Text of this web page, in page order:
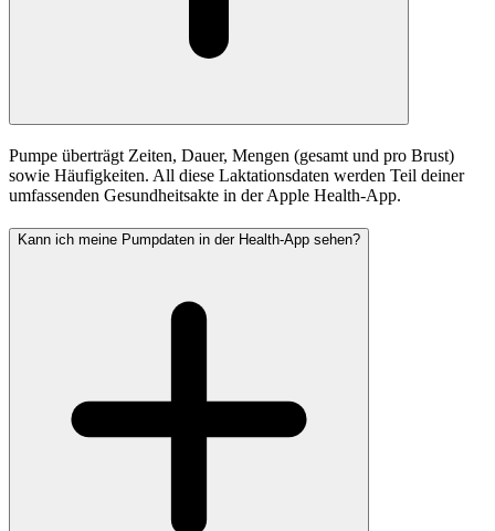
Pumpe überträgt Zeiten, Dauer, Mengen (gesamt und pro Brust)
sowie Häufigkeiten. All diese Laktationsdaten werden Teil deiner
umfassenden Gesundheitsakte in der Apple Health-App.
Kann ich meine Pumpdaten in der Health-App sehen?